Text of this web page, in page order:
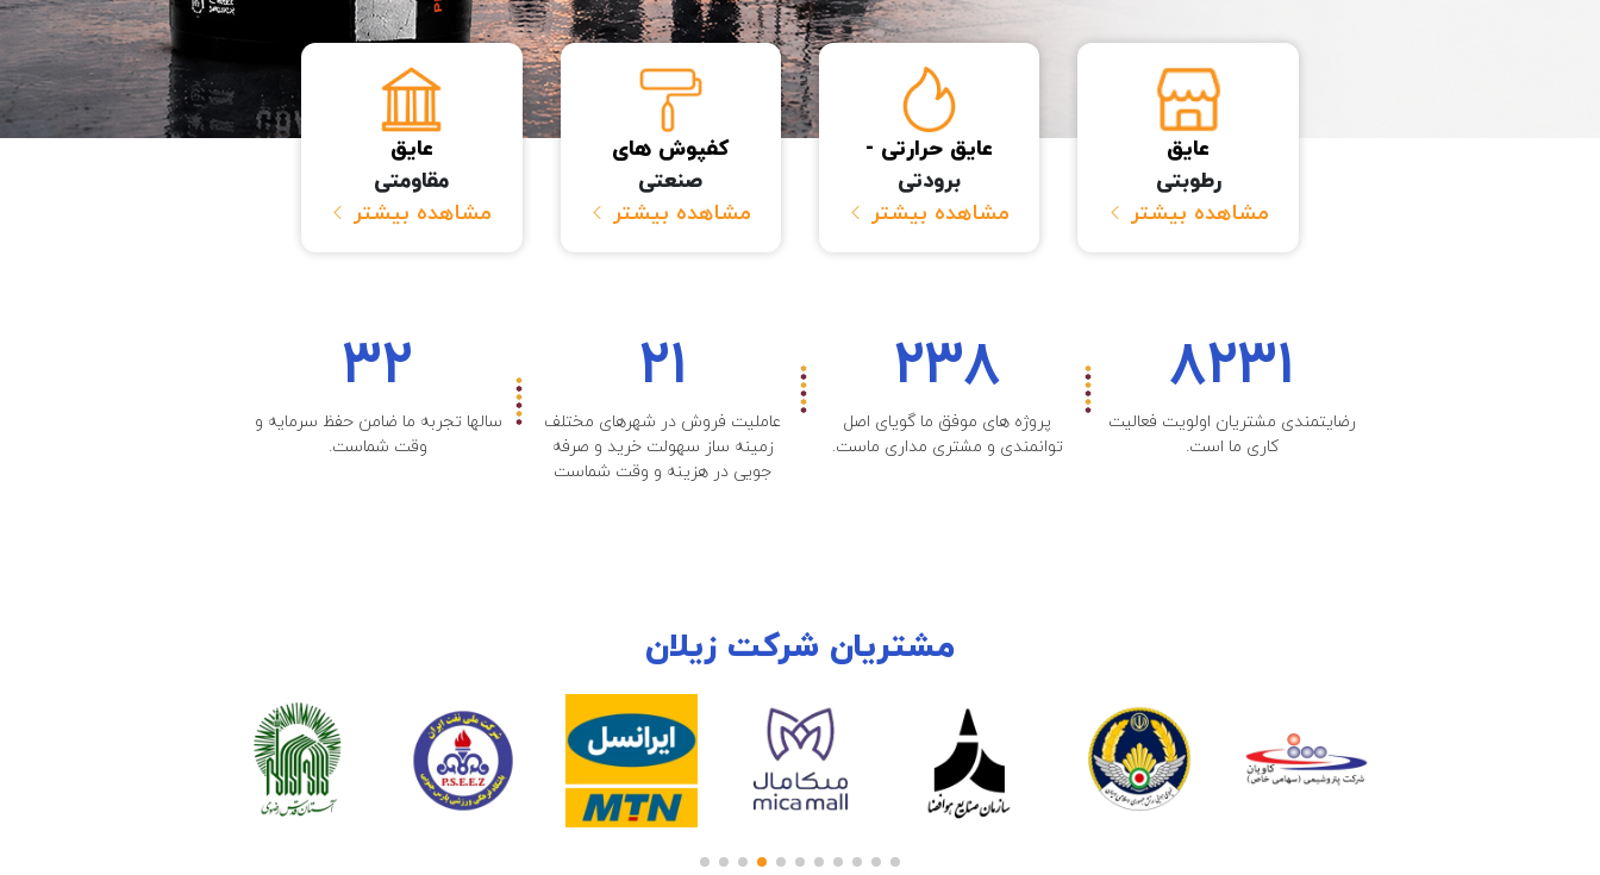
عایق
رطوبتی
مشاهده بیشتر
عایق حرارتی -
برودتی
مشاهده بیشتر
کفپوش های
صنعتی
مشاهده بیشتر
عایق
مقاومتی
مشاهده بیشتر
۸۲۳۱
رضایتمندی مشتریان اولویت فعالیت
کاری ما است.
۲۳۸
پروژه های موفق ما گویای اصل
توانمندی و مشتری مداری ماست.
۲۱
عاملیت فروش در شهرهای مختلف
زمینه ساز سهولت خرید و صرفه
جویی در هزینه و وقت شماست
۳۲
سالها تجربه ما ضامن حفظ سرمایه و
وقت شماست.
مشتریان شرکت زیلان